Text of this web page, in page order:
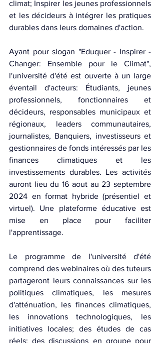
climat; Inspirer les jeunes professionnels
et les décideurs à intégrer les pratiques
durables dans leurs domaines d'action.
Ayant pour slogan "Eduquer - Inspirer -
Changer: Ensemble pour le Climat",
l'université d'été est ouverte à un large
éventail d'acteurs: Étudiants, jeunes
professionnels, fonctionnaires et
décideurs, responsables municipaux et
régionaux, leaders communautaires,
journalistes, Banquiers, investisseurs et
gestionnaires de fonds intéressés par les
finances climatiques et les
investissements durables. Les activités
auront lieu du 16 aout au 23 septembre
2024 en format hybride (présentiel et
virtuel). Une plateforme éducative est
mise en place pour faciliter
l'apprentissage.
Le programme de l'université d'été
comprend des webinaires où des tuteurs
partageront leurs connaissances sur les
politiques climatiques, les mesures
d'atténuation, les finances climatiques,
les innovations technologiques, les
initiatives locales; des études de cas
réels; des discussions en groupe pour